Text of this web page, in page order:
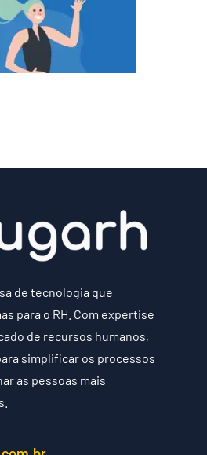
de tecnologia que
para o RH. Com expertise
de recursos humanos,
simplificar os processos
as pessoas mais